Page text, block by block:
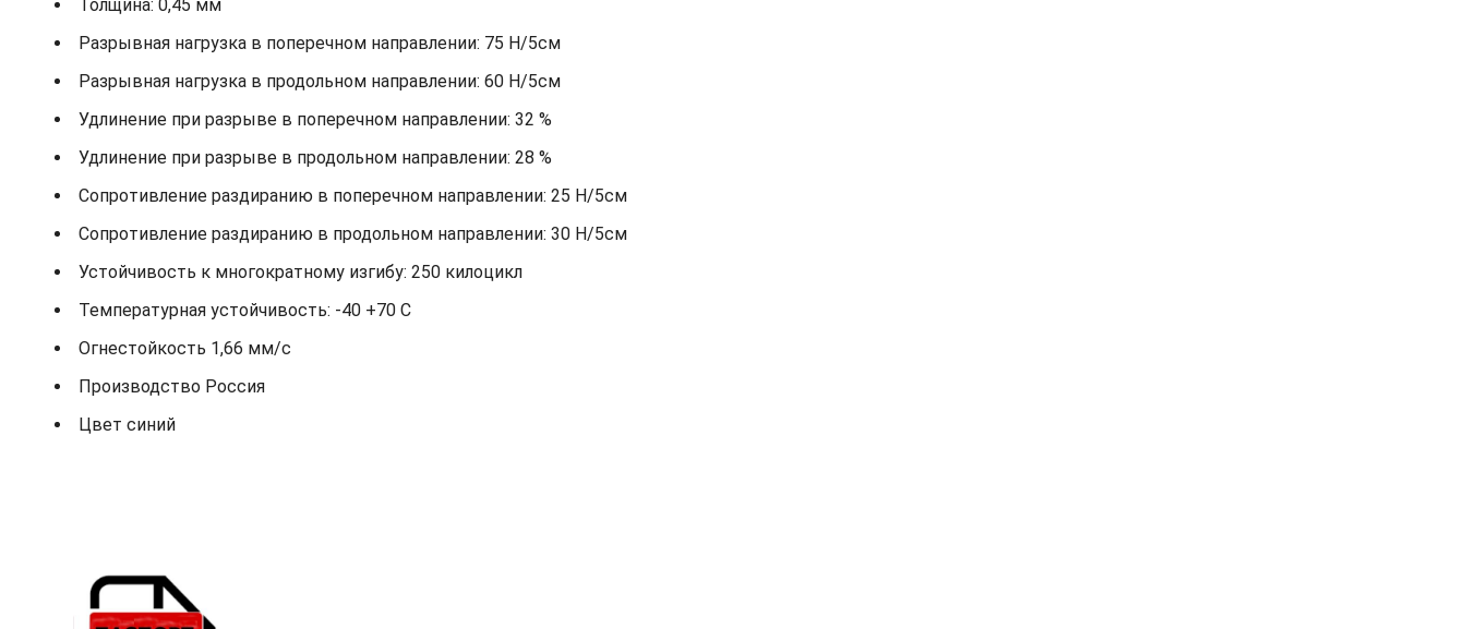
Толщина: 0,45 мм
Разрывная нагрузка в поперечном направлении: 75 Н/5см
Разрывная нагрузка в продольном направлении: 60 Н/5см
Удлинение при разрыве в поперечном направлении: 32 %
Удлинение при разрыве в продольном направлении: 28 %
Сопротивление раздиранию в поперечном направлении: 25 Н/5см
Сопротивление раздиранию в продольном направлении: 30 Н/5см
Устойчивость к многократному изгибу: 250 килоцикл
Температурная устойчивость: -40 +70 С
Огнестойкость 1,66 мм/с
Производство Россия
Цвет синий